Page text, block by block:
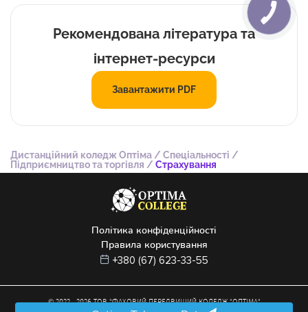
Рекомендована література та
інтернет-ресурси
Завантажити PDF
Дистанційний коледж Оптіма/ Спеціальності /
Підприємництво та торгівля / Страхування
Політика конфіденційності
Правила користування
+380 (67) 623-33-55
© 2022 –2026ТОВ "ФАХОВИЙ ПЕРЕДВИЩИЙ КОЛЕДЖ "ОПТІМА"